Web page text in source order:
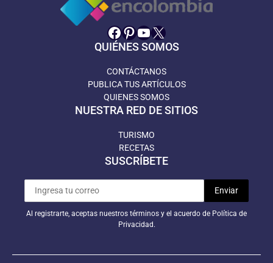
Facebook
Pinterest
YouTube
X
QUIÉNES SOMOS
CONTÁCTANOS
PUBLICA TUS ARTÍCULOS
QUIENES SOMOS
NUESTRA RED DE SITIOS
TURISMO
RECETAS
SUSCRÍBETE
Al registrarte, aceptas nuestros términos y el acuerdo de Política de
Privacidad.